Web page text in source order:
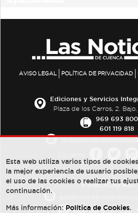
AVISO LEGAL POLÍTICA DE PRIVACIDAD
Ediciones y Servicios
Plaza de los Carros, 2.
969 693 800
601 119 818
PUBLICIDAD:
684 126 573/670
Esta web utiliza varios tipos de
la mejor experiencia de usuario
el uso de las cookies o realizar tus
continuación.
Más información: Política de Cookies.